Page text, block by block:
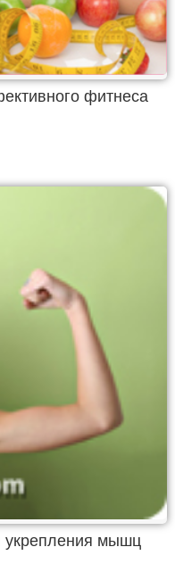
фитнеса
укрепления мышц